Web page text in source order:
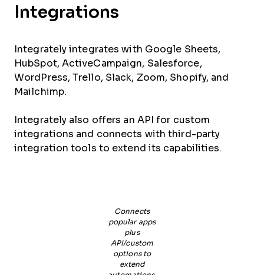
Integrations
Integrately integrates with Google Sheets,
HubSpot, ActiveCampaign, Salesforce,
WordPress, Trello, Slack, Zoom, Shopify, and
Mailchimp.
Integrately also offers an API for custom
integrations and connects with third-party
integration tools to extend its capabilities.
Connects
popular apps
plus
API/custom
options to
extend